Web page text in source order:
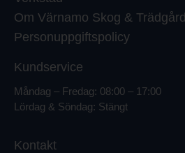
Om Värnamo Skog & Trädgård
Personuppgiftspolicy
Kundservice
Måndag – Fredag: 08:00 – 17:00
Lördag & Söndag: Stängt
Kontakt